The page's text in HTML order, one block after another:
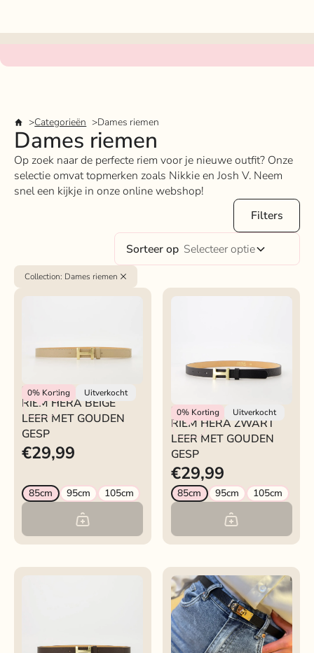
Categorieën Dames riemen
Dames riemen
Op zoek naar de perfecte riem voor je nieuwe outfit? Onze
selectie omvat topmerken zoals Nikkie en Josh V. Neem
snel een kijkje in onze online webshop!
Filters
Sorteer op Selecteer optie
Collection: Dames riemen
0% Korting Uitverkocht
Rokjeklokje
RIEM HERA BEIGE
LEER MET GOUDEN
GESP
€29,99
85cm 95cm 105cm
0%Korting Uitverkocht
Rokjeklokje
RIEM HERA ZWART
LEER MET GOUDEN
GESP
€29,99
85cm 95cm 105cm